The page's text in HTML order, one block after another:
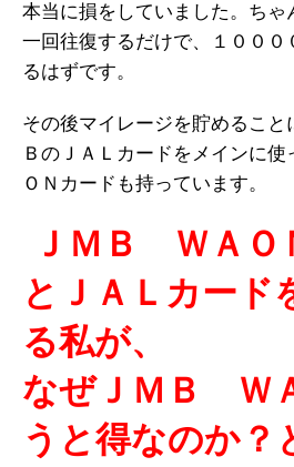
本当に損をしていました。ちゃ
一回往復するだけで、１０００
るはずです。
その後マイレージを貯めること
ＢのＪＡＬカードをメインに使
ＯＮカードも持っています。
ＪＭＢ ＷＡ
とＪＡＬカード
る私が、
なぜＪＭＢ Ｗ
うと得なのか？